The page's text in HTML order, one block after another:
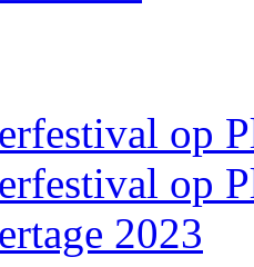
op
op
2023